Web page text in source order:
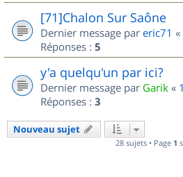
[71]Chalon Sur Saône
Dernier message par eric71 «
Réponses : 5
y'a quelqu'un par ici?
Dernier message par Garik «
Réponses : 3
Nouveau sujet
28 sujets • Page 1